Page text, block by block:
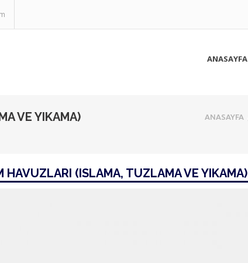
ANASAYFA
VE YIKAMA) ANASAYFA
HAVUZLARI (ISLAMA, TUZLAMA VE YIKAMA)